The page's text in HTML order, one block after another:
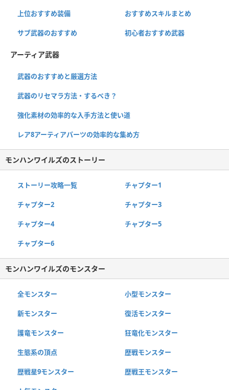
上位おすすめ装備 おすすめスキルまとめ
サブ武器のおすすめ 初心者おすすめ武器
アーティア武器
武器のおすすめと厳選方法
武器のリセマラ方法・するべき？
強化素材の効率的な入手方法と使い道
レア8アーティアパーツの効率的な集め方
モンハンワイルズのストーリー
ストーリー攻略一覧 チャプター1
チャプター2 チャプター3
チャプター4 チャプター5
チャプター6
モンハンワイルズのモンスター
全モンスター 小型モンスター
新モンスター 復活モンスター
護竜モンスター 狂竜化モンスター
生態系の頂点 歴戦モンスター
歴戦星9モンスター 歴戦王モンスター